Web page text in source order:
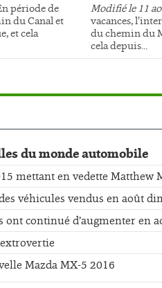
période de
du Canal et
et cela
Modifié le 11
vacances,
du chemin du
cela depuis...
du monde automobile
mettant en vedette Matthew
véhicules vendus en août
ont continué d’augmenter en
Mazda MX-5 2016